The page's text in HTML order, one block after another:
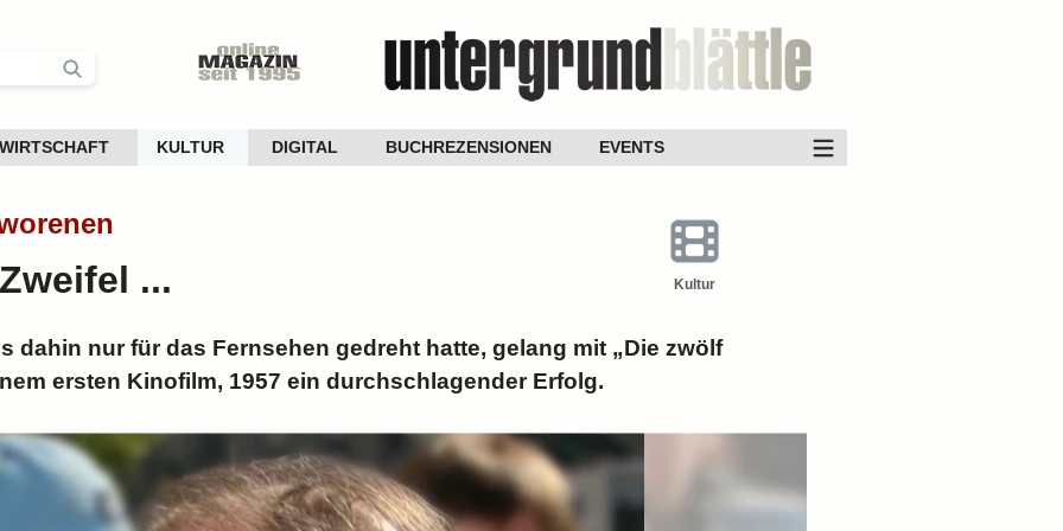
WIRTSCHAFT KULTUR DIGITAL BUCHREZENSIONEN EVENTS
... Kultur
dahin nur für das Fernsehen gedreht hatte, gelang mit „Die zwölf
ersten Kinofilm, 1957 ein durchschlagender Erfolg.